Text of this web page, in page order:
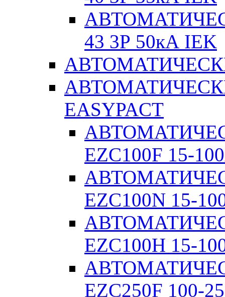
43 3Р 50кА IEK
EASYPACT
EZC100F 15-
EZC100N 15-
EZC100H 15-
EZC250F 100-